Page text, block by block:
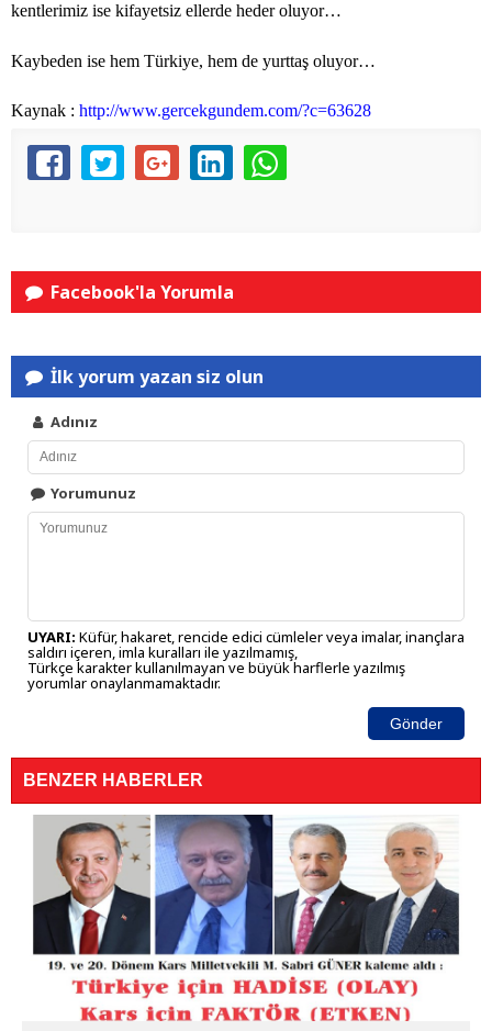
kentlerimiz ise kifayetsiz ellerde heder oluyor…
Kaybeden ise hem Türkiye, hem de yurttaş oluyor…
Kaynak : http://www.gercekgundem.com/?c=63628
Facebook'la Yorumla
İlk yorum yazan siz olun
Adınız
Yorumunuz
UYARI: Küfür, hakaret, rencide edici cümleler veya imalar, inançlara
saldırı içeren, imla kuralları ile yazılmamış,
Türkçe karakter kullanılmayan ve büyük harflerle yazılmış
yorumlar onaylanmamaktadır.
Gönder
BENZER HABERLER